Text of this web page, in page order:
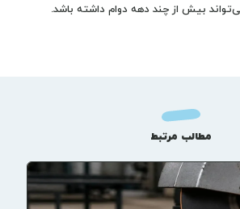
بیش از چند دهه دوام داشته باشد.
مطالب مرتبط